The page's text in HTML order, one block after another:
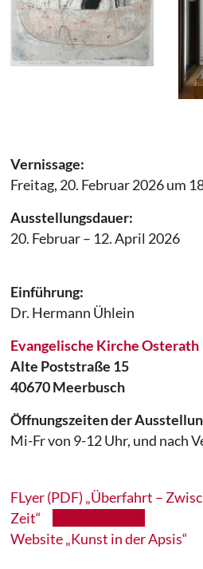
Vernissage:
Freitag, 20. Februar 2026 um
Ausstellungsdauer:
20. Februar – 12. April 2026
Einführung:
Dr. Hermann Ühlein
Evangelische Kirche Osterath
Alte Poststraße 15
40670 Meerbusch
Öffnungszeiten der
Mi-Fr von 9-12 Uhr, und nach
FLyer (PDF) „Überfahrt –
Zeit“
Website „Kunst in der Apsis“